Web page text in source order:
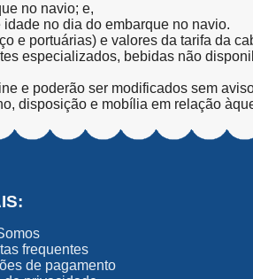
no navio; e,
no dia do embarque no navio.
e portuárias) e valores da tarifa da
especializados, bebidas não
e poderão ser modificados sem
disposição e mobília em relação
frequentes
de pagamento